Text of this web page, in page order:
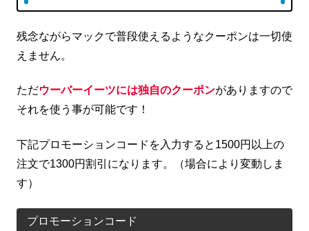
残念ながらマックで普段使えるようなクーポンは一切使
えません。
ただウーバーイーツには独自のクーポンがありますので
それを使う事が可能です！
下記プロモーションコードを入力すると1500円以上の
注文で1300円割引になります。（場合により変動しま
す）
プロモーションコード